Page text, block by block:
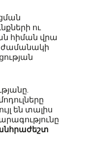
ու
հիման վրա
ժամանակի
են տալիս